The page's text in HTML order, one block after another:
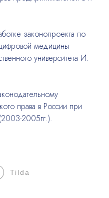
законопроекта по
медицины
университета И.
права в России при
2005гг.).
Tilda